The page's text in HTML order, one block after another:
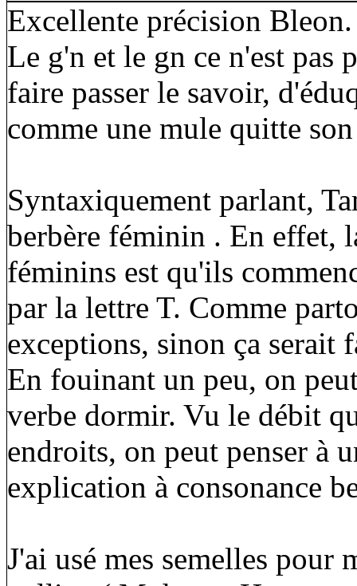
Excellente précision Bleon.
Le g'n et le gn ce n'est pas
faire passer le savoir,
comme une mule quitte
Syntaxiquement parlant,
berbère féminin . En effet,
féminins est qu'ils
par la lettre T. Comme
exceptions, sinon ça serait
En fouinant un peu, on
verbe dormir. Vu le débit
endroits, on peut penser à
explication à consonance
J'ai usé mes semelles pour